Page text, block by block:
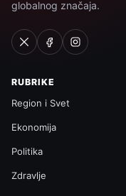
globalnog značaja.
RUBRIKE
Region i Svet
Ekonomija
Politika
Zdravlje